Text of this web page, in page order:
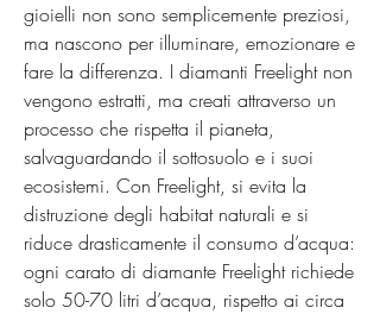
gioielli non sono semplicemente preziosi,
ma nascono per illuminare, emozionare e
fare la differenza. I diamanti Freelight non
vengono estratti, ma creati attraverso un
processo che rispetta il pianeta,
salvaguardando il sottosuolo e i suoi
ecosistemi. Con Freelight, si evita la
distruzione degli habitat naturali e si
riduce drasticamente il consumo d’acqua:
ogni carato di diamante Freelight richiede
solo 50-70 litri d’acqua, rispetto ai circa